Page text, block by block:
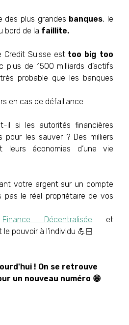
des plus grandes banques, le
bord de la faillite.
Credit Suisse est too big too
plus de 1500 milliards d’actifs
probable que les banques
en cas de défaillance.
il si les autorités financières
pour les sauver ? Des milliers
leurs économies d’une vie
votre argent sur un compte
pas le réel propriétaire de vos
Finance Décentralisée et
le pouvoir à l'individu 💪🏻
! On se retrouve
un nouveau numéro 😁